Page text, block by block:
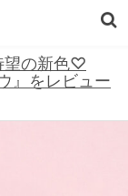
望の新色♡
』をレビュー